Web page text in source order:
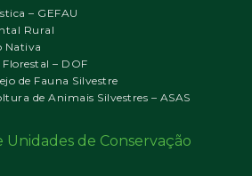
– GEFAU
Rural
Nativa
– DOF
de Fauna Silvestre
de Animais Silvestres – ASAS
Unidades de Conservação